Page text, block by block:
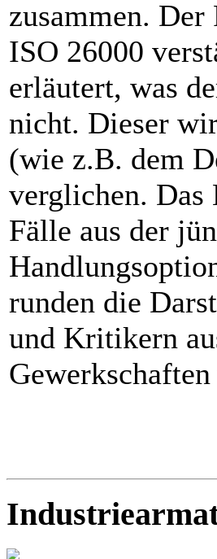
zusammen.
ISO 26000
erläutert, was
nicht. Dieser
(wie z.B. dem
verglichen. Das
Fälle aus der
runden die
und Kritikern